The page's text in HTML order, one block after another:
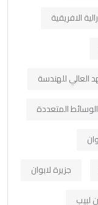
الافريقية
العالي للهندسة
الوسائط المتعددة
جزيرة لابوان
لبيب